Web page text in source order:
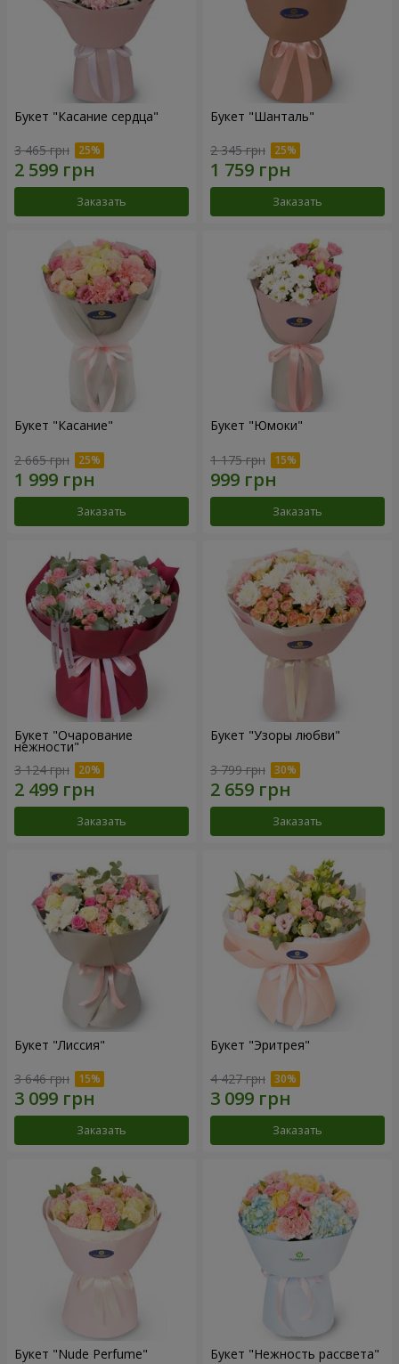
Букет "Касание сердца"
3 465 грн
Заказать
Букет "Шанталь"
2 345 грн
Заказать
Букет "Касание"
2 665 грн
Заказать
Букет "Юмоки"
1 175 грн
Заказать
Букет "Очарование
нежности"
3 124 грн
Заказать
Букет "Узоры любви"
3 799 грн
Заказать
Букет "Лиссия"
3 646 грн
Заказать
Букет "Эритрея"
4 427 грн
Заказать
Букет "Nude Perfume" Букет "Нежность рассвета"